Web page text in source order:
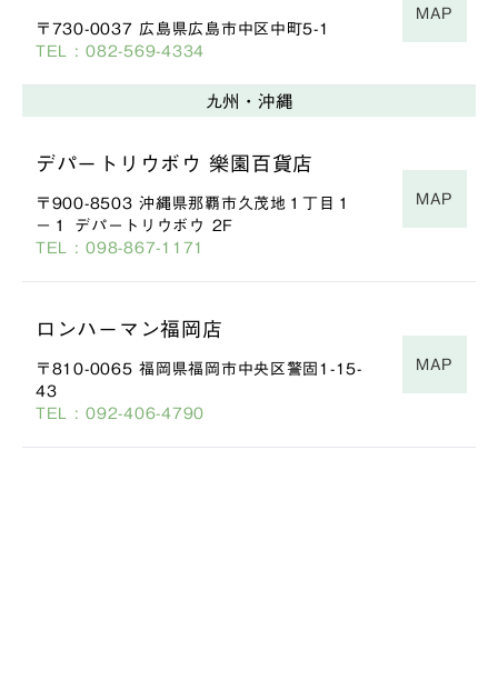
〒730-0037 広島県広島市中区中町5-1
TEL : 082-569-4334
MAP
九州・沖縄
デパートリウボウ 樂園百貨店
〒900-8503 沖縄県那覇市久茂地１丁目１
−１ デパートリウボウ 2F
TEL : 098-867-1171
MAP
ロンハーマン福岡店
〒810-0065 福岡県福岡市中央区警固1-15-
43
TEL : 092-406-4790
MAP